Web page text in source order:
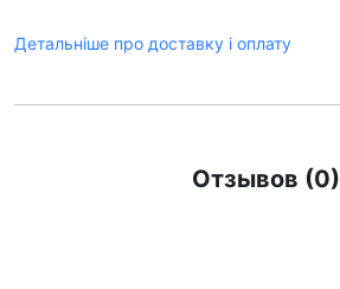
Детальніше про доставку і оплату
Отзывов (0)